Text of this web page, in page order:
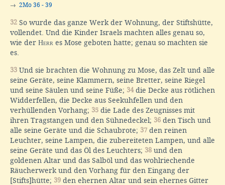
→ 2Mo 36 - 39
32 So wurde das ganze Werk der Wohnung, der Stiftshütte,
vollendet. Und die Kinder Israels machten alles genau so,
wie der Herr es Mose geboten hatte; genau so machten sie
es.
33 Und sie brachten die Wohnung zu Mose, das Zelt und alle
seine Geräte, seine Klammern, seine Bretter, seine Riegel
und seine Säulen und seine Füße; 34die Decke aus rötlichen
Widderfellen, die Decke aus Seekuhfellen und den
verhüllenden Vorhang; 35 die Lade des Zeugnisses mit
ihren Tragstangen und den Sühnedeckel; 36 den Tisch und
alle seine Geräte und die Schaubrote; 37 den reinen
Leuchter, seine Lampen, die zubereiteten Lampen, und alle
seine Geräte und das Öl des Leuchters; 38 und den
goldenen Altar und das Salböl und das wohlriechende
Räucherwerk und den Vorhang für den Eingang der
[Stifts]hütte; 39 den ehernen Altar und sein ehernes Gitter